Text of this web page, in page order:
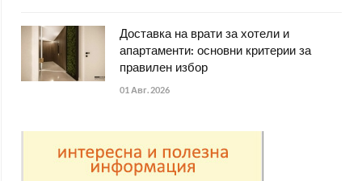
Доставка на врати за хотели и
апартаменти: основни критерии за
правилен избор
01 Авг. 2026